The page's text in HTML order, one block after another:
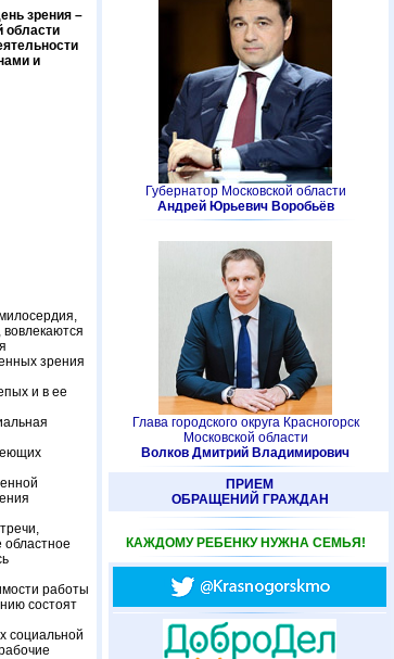
зрения –
области
и
зрения
и в ее
областное
работы
состоят
социальной
Губернатор Московской области
Андрей Юрьевич Воробьёв
Глава городского округа Красногорск
Московской области
Волков Дмитрий Владимирович
ПРИЕМ
ОБРАЩЕНИЙ ГРАЖДАН
КАЖДОМУ РЕБЕНКУ НУЖНА СЕМЬЯ!